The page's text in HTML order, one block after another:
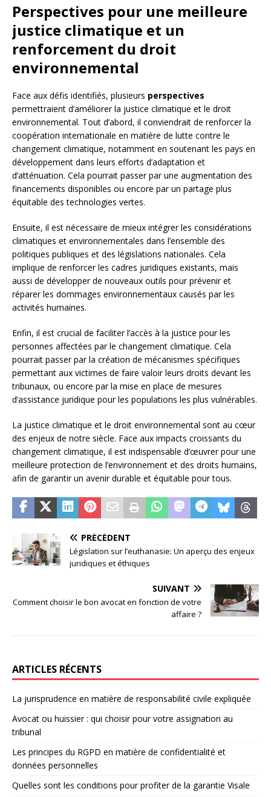
Perspectives pour une meilleure
justice climatique et un
renforcement du droit
environnemental
Face aux défis identifiés, plusieurs perspectives
permettraient d’améliorer la justice climatique et le droit
environnemental. Tout d’abord, il conviendrait de renforcer la
coopération internationale en matière de lutte contre le
changement climatique, notamment en soutenant les pays en
développement dans leurs efforts d’adaptation et
d’atténuation. Cela pourrait passer par une augmentation des
financements disponibles ou encore par un partage plus
équitable des technologies vertes.
Ensuite, il est nécessaire de mieux intégrer les considérations
climatiques et environnementales dans l’ensemble des
politiques publiques et des législations nationales. Cela
implique de renforcer les cadres juridiques existants, mais
aussi de développer de nouveaux outils pour prévenir et
réparer les dommages environnementaux causés par les
activités humaines.
Enfin, il est crucial de faciliter l’accès à la justice pour les
personnes affectées par le changement climatique. Cela
pourrait passer par la création de mécanismes spécifiques
permettant aux victimes de faire valoir leurs droits devant les
tribunaux, ou encore par la mise en place de mesures
d’assistance juridique pour les populations les plus vulnérables.
La justice climatique et le droit environnemental sont au cœur
des enjeux de notre siècle. Face aux impacts croissants du
changement climatique, il est indispensable d’œuvrer pour une
meilleure protection de l’environnement et des droits humains,
afin de garantir un avenir durable et équitable pour tous.
PRÉCÉDENT
Législation sur l’euthanasie: Un aperçu des enjeux
juridiques et éthiques
SUIVANT
Comment choisir le bon avocat en fonction de votre
affaire ?
ARTICLES RÉCENTS
La jurisprudence en matière de responsabilité civile expliquée
Avocat ou huissier : qui choisir pour votre assignation au
tribunal
Les principes du RGPD en matière de confidentialité et
données personnelles
Quelles sont les conditions pour profiter de la garantie Visale